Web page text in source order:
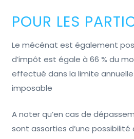
POUR LES
Le mécénat est également
d’impôt est égale à 66 % du
effectué dans la limite annuelle
imposable
A noter qu’en cas de
sont assorties d’une